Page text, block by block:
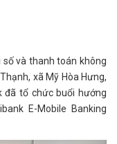
và thanh toán không
xã Mỹ Hòa Hưng,
đã tổ chức buổi hướng
E-Mobile Banking